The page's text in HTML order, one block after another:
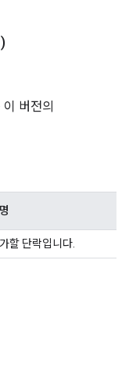
버전의
할 단락입니다.